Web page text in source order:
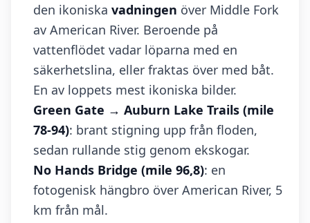
den ikoniska vadningen över Middle Fork
av American River. Beroende på
vattenflödet vadar löparna med en
säkerhetslina, eller fraktas över med båt.
En av loppets mest ikoniska bilder.
Green Gate → Auburn Lake Trails (mile
78-94): brant stigning upp från floden,
sedan rullande stig genom ekskogar.
No Hands Bridge (mile 96,8): en
fotogenisk hängbro över American River, 5
km från mål.